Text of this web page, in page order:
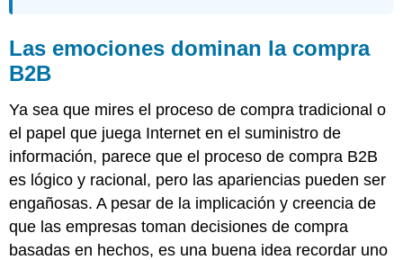
Las emociones dominan la compra
B2B
Ya sea que mires el proceso de compra tradicional o
el papel que juega Internet en el suministro de
información, parece que el proceso de compra B2B
es lógico y racional, pero las apariencias pueden ser
engañosas. A pesar de la implicación y creencia de
que las empresas toman decisiones de compra
basadas en hechos, es una buena idea recordar uno